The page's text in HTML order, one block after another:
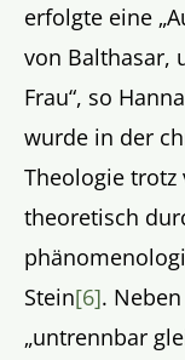
erfolgte eine
von Balthasar,
Frau“, so
wurde in der
Theologie trotz
theoretisch
Stein[6].
„untrennbar